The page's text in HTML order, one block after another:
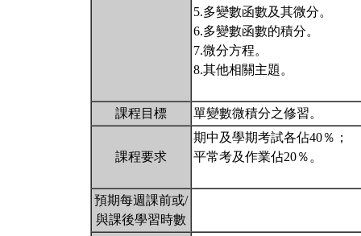
5.多變數函數及其微分。
6.多變數函數的積分。
7.微分方程。
8.其他相關主題。
課程目標 單變數微積分之修習。
課程要求
期中及學期考試各佔40％；
平常考及作業佔20％。
預期每週課前或/
與課後學習時數